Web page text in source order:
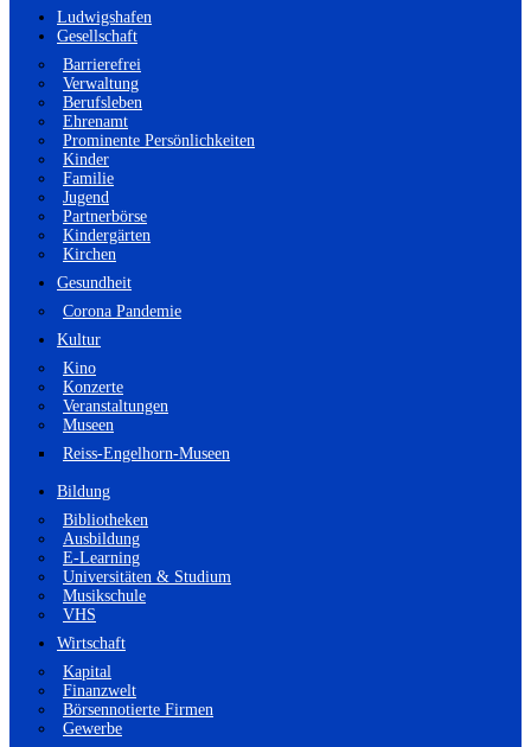
Ludwigshafen
Gesellschaft
Barrierefrei
Verwaltung
Berufsleben
Ehrenamt
Prominente Persönlichkeiten
Kinder
Familie
Jugend
Partnerbörse
Kindergärten
Kirchen
Gesundheit
Corona Pandemie
Kultur
Kino
Konzerte
Veranstaltungen
Museen
Reiss-Engelhorn-Museen
Bildung
Bibliotheken
Ausbildung
E-Learning
Universitäten & Studium
Musikschule
VHS
Wirtschaft
Kapital
Finanzwelt
Börsennotierte Firmen
Gewerbe